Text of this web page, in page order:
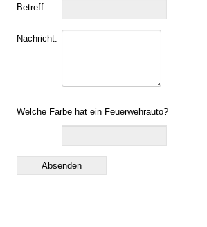
Betreff:
Nachricht:
Welche Farbe hat ein Feuerwehrauto?